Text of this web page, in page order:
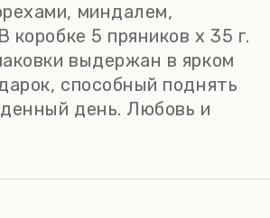
миндалем,
5 пряников х 35 г.
выдержан в ярком
способный поднять
день. Любовь и